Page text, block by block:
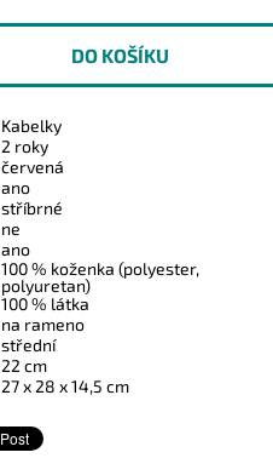
Kabelky
2 roky
červená
ano
stříbrné
ne
ano
100 % koženka (polyester,
polyuretan)
100 % látka
na rameno
střední
22 cm
27 x 28 x 14,5 cm